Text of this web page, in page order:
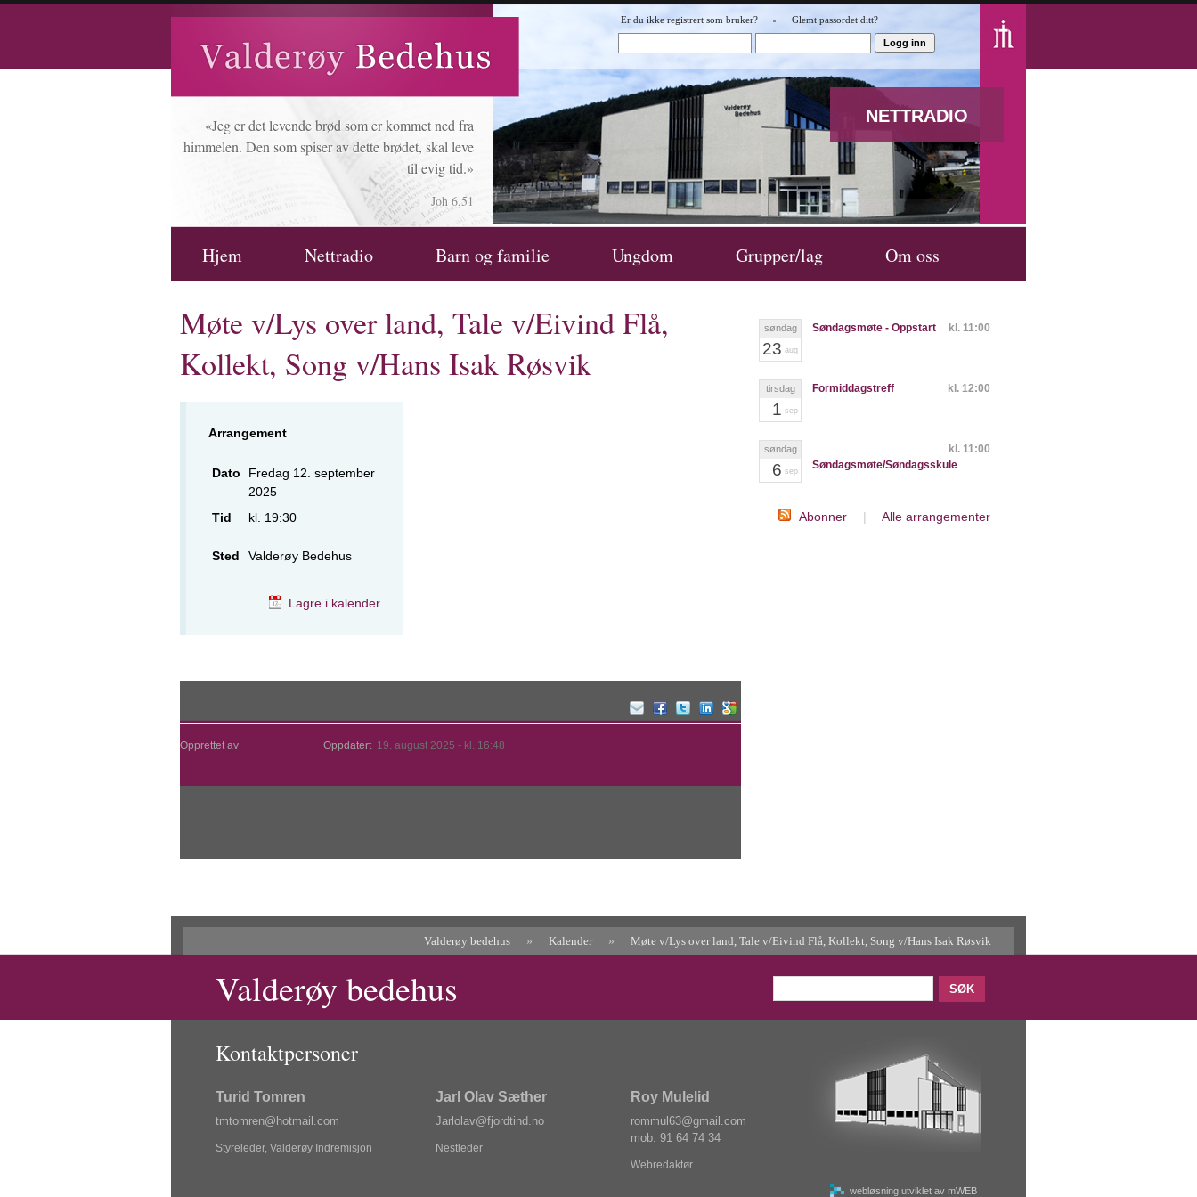
Er du ikke registrert som bruker? Glemt passordet ditt?
«Jeg er det levende brød som er kommet ned fra
himmelen. Den som spiser av dette brødet, skal leve
til evig tid.»
Joh 6,51
NETTRADIO
Hjem Nettradio Barn og familie Ungdom Grupper/lag Om oss
Møte v/Lys over land, Tale v/Eivind Flå,
Kollekt, Song v/Hans Isak Røsvik
Arrangement
Dato
Fredag 12. september
2025
Tid
kl. 19:30
Sted Valderøy Bedehus
Lagre i kalender
Opprettet av Oppdatert 19. august 2025 - kl. 16:48
søndag
23 aug
kl. 11:00
Søndagsmøte - Oppstart
tirsdag
1 sep
kl. 12:00
Formiddagstreff
søndag
6 sep
kl. 11:00
Søndagsmøte/Søndagsskule
Abonner | Alle arrangementer
Valderøy bedehus » Kalender » Møte v/Lys over land, Tale v/Eivind Flå, Kollekt, Song v/Hans Isak Røsvik
Valderøy bedehus
Kontaktpersoner
Turid Tomren
tmtomren@hotmail.com
Styreleder, Valderøy Indremisjon
Jarl Olav Sæther
Jarlol av@fjordtind.no
Nestleder
Roy Mulelid
rommul 63@gmai l.com
mob. 91 64 74 34
Webredaktør
webløsning utviklet av mWEB